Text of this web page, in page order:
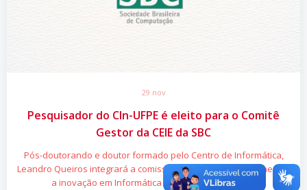
29 nov
Pesquisador do CIn-UFPE é eleito para o Comitê
Gestor da CEIE da SBC
Pós-doutorando e doutor formado pelo Centro de Informática,
Leandro Queiros integrará a comissão responsável por fomentar
a inovação em Informática na Educação no Brasil